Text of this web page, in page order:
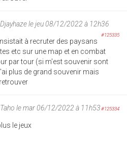
Djayhazele jeu 08/12/2022 à 12h36
#125335
à recruter des paysans
etc sur une map et en combat
par tour (si m'est souvenir sont
plus de grand souvenir mais
Taho le mar 06/12/2022 à 11h53#125334
le jeux